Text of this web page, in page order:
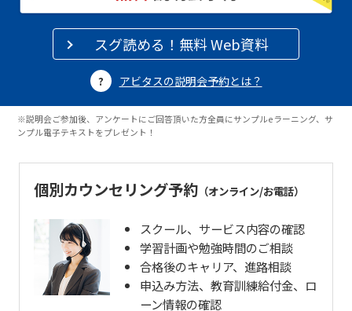
スグ読める！無料 Web資料
アビタスの説明会予約とは？
※説明会ご参加後、アンケートにご回答頂いた方全員にサンプルeラーニング、サ
ンプル電子テキストをプレゼント！
個別カウンセリング予約（オンライン/お電話）
スクール、サービス内容の確認
学習計画や勉強時間のご相談
合格後のキャリア、進路相談
申込み方法、教育訓練給付金、ロ
ーン情報の確認